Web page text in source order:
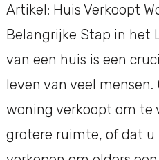
Artikel: Huis Verkoopt
Belangrijke Stap in het
van een huis is een
leven van veel mensen.
woning verkoopt om te
grotere ruimte, of dat